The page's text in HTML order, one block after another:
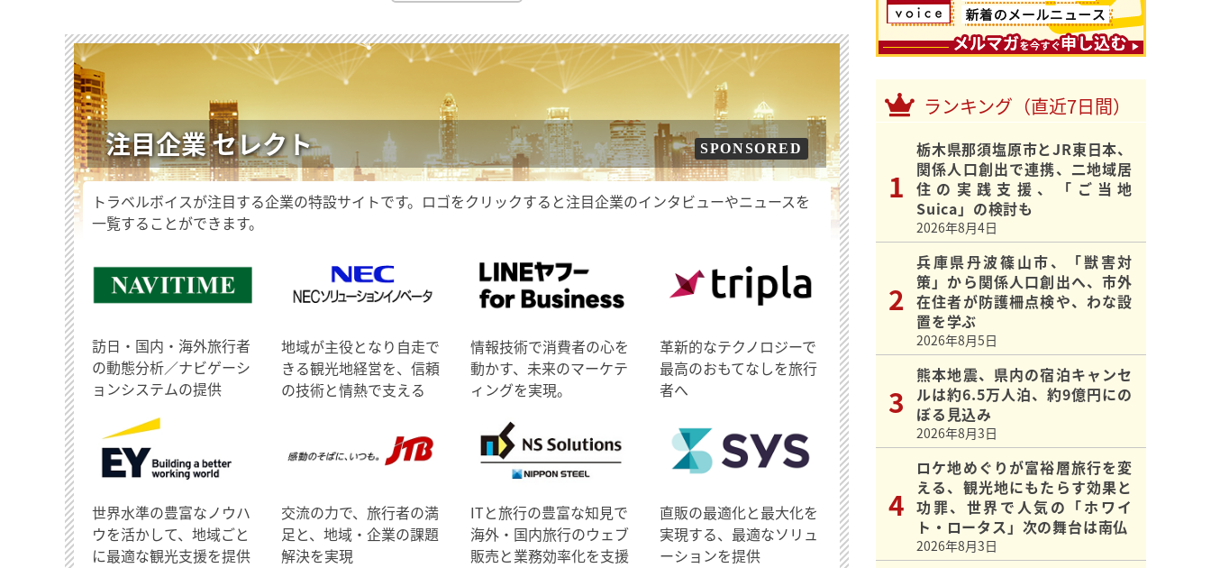
注目企業 セレクト SPONSORED
トラベルボイスが注目する企業の特設サイトです。ロゴをクリックすると注目企業のインタビューやニュースを
一覧することができます。
訪日・国内・海外旅行者
の動態分析／ナビゲーシ
ョンシステムの提供
地域が主役となり自走で
きる観光地経営を、信頼
の技術と情熱で支える
情報技術で消費者の心を
動かす、未来のマーケテ
ィングを実現。
革新的なテクノロジーで
最高のおもてなしを旅行
者へ
世界水準の豊富なノウハ
ウを活かして、地域ごと
に最適な観光支援を提供
交流の力で、旅行者の満
足と、地域・企業の課題
解決を実現
ITと旅行の豊富な知見で
海外・国内旅行のウェブ
販売と業務効率化を支援
直販の最適化と最大化を
実現する、最適なソリュ
ーションを提供
ランキング（直近7日間）
栃木県那須塩原市とJR東日本、
関係人口創出で連携、二地域居
住の実践支援、「ご当地
Suica」の検討も
2026年8月4日
兵庫県丹波篠山市、「獣害対
策」から関係人口創出へ、市外
在住者が防護柵点検や、わな設
置を学ぶ
2026年8月5日
熊本地震、県内の宿泊キャンセ
ルは約6.5万人泊、約9億円にの
ぼる見込み
2026年8月3日
ロケ地めぐりが富裕層旅行を変
える、観光地にもたらす効果と
功罪、世界で人気の「ホワイ
ト・ロータス」次の舞台は南仏
2026年8月3日